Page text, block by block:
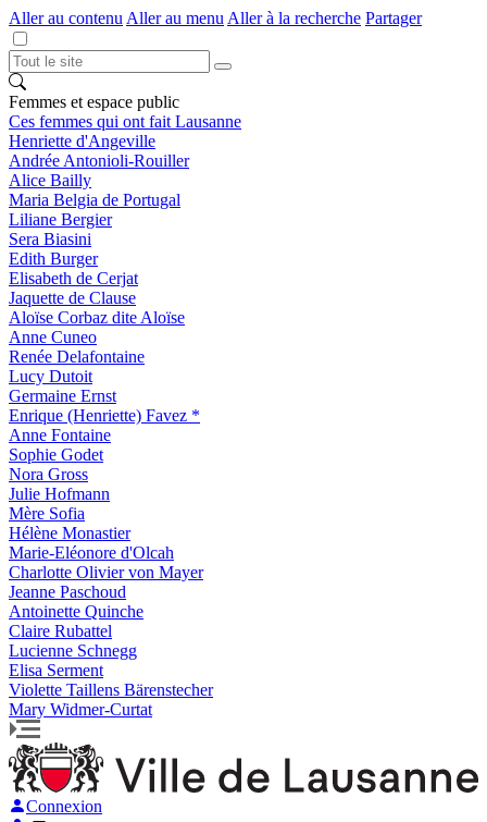
Aller au contenu Aller au menu Aller à la recherche Partager
Femmes et espace public
Ces femmes qui ont fait Lausanne
Henriette d'Angeville
Andrée Antonioli-Rouiller
Alice Bailly
Maria Belgia de Portugal
Liliane Bergier
Sera Biasini
Edith Burger
Elisabeth de Cerjat
Jaquette de Clause
Aloïse Corbaz dite Aloïse
Anne Cuneo
Renée Delafontaine
Lucy Dutoit
Germaine Ernst
Enrique (Henriette) Favez *
Anne Fontaine
Sophie Godet
Nora Gross
Julie Hofmann
Mère Sofia
Hélène Monastier
Marie-Eléonore d'Olcah
Charlotte Olivier von Mayer
Jeanne Paschoud
Antoinette Quinche
Claire Rubattel
Lucienne Schnegg
Elisa Serment
Violette Taillens Bärenstecher
Mary Widmer-Curtat
Connexion